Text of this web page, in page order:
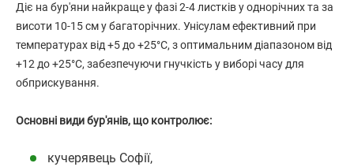
Діє на бур'яни найкраще у фазі 2-4 листків у однорічних та за
висоти 10-15 см у багаторічних. Унісулам ефективний при
температурах від +5 до +25°С, з оптимальним діапазоном від
+12 до +25°С, забезпечуючи гнучкість у виборі часу для
обприскування.
Основні види бур'янів, що контролює:
кучерявець Софії,